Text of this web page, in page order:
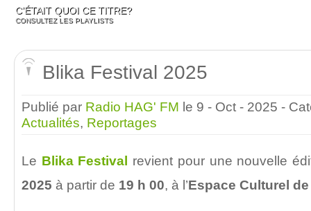
C’ÉTAIT QUOI CE TITRE?
CONSULTEZ LES PLAYLISTS
Blika Festival 2025
Publié par Radio HAG' FM le 9 - Oct - 2025 -
Actualités, Reportages
Le Blika Festival revient pour une nouvelle
2025 à partir de 19 h 00, à l’Espace Culturel